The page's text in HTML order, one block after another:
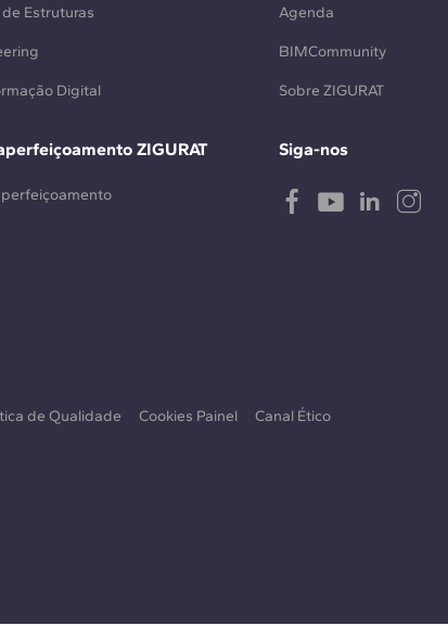
Estruturas
Digital
ZIGURAT
Agenda
BIMCommunity
Sobre ZIGURAT
Siga-nos
de Qualidade Cookies Painel Canal Ético